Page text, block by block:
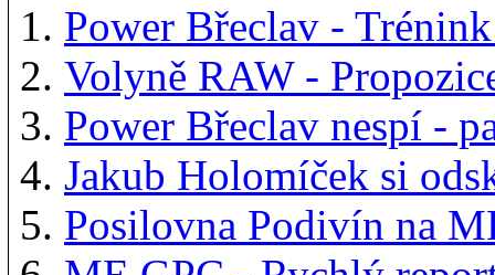
Power Břeclav -
Volyně RAW -
Power Břeclav nespí -
Jakub Holomíček si
Posilovna Podivín na